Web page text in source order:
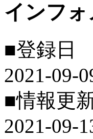
インフ
■登録日
2021-09-
■情報更
2021-09-